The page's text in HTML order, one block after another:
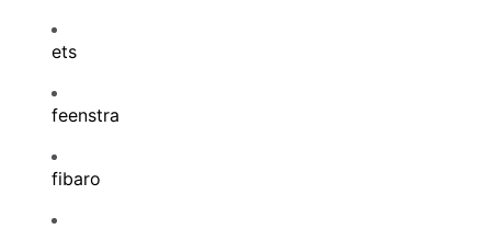
ets
feenstra
fibaro